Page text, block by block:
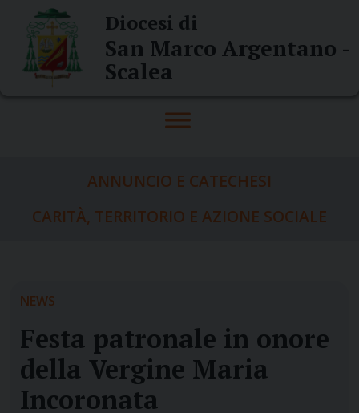
content
Diocesi di
San Marco Argentano -
Scalea
ANNUNCIO E CATECHESI
CARITÀ, TERRITORIO E AZIONE SOCIALE
NEWS
Festa patronale in onore
della Vergine Maria
Incoronata